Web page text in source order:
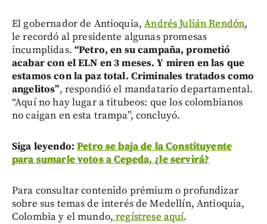
El gobernador de Antioquia,Andrés Julián Rendón,
le recordó al presidente algunas promesas
incumplidas. “Petro, en su campaña, prometió
acabar con el ELN en 3 meses. Y miren en las que
estamos con la paz total. Criminales tratados como
angelitos”, respondió el mandatario departamental.
“Aquí no hay lugar a titubeos: que los colombianos
no caigan en esta trampa”, concluyó.
Siga leyendo:Petro se baja de la Constituyente
para sumarle votos a Cepeda, ¿le servirá?
Para consultar contenido prémium o profundizar
sobre sus temas de interés de Medellín, Antioquia,
Colombia y el mundo, regístrese aquí.